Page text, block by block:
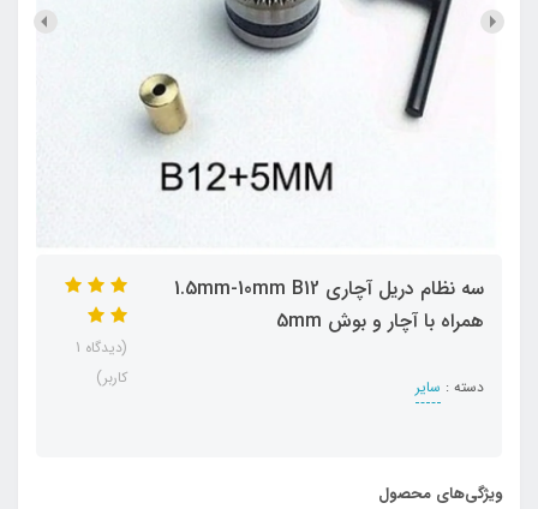
سه نظام دریل آچاری 1.5mm-10mm B12
همراه با آچار و بوش 5mm
دسته : سایر
(دیدگاه 1
کاربر)
ویژگی‌های محصول